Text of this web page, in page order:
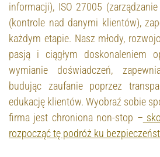
informacji), ISO 27005
(kontrole nad danymi klientów),
każdym etapie. Nasz młody,
pasją i ciągłym doskonaleniem
wymianie doświadczeń,
budując zaufanie poprzez
edukację klientów. Wyobraź sobie
firma jest chroniona non-stop –
rozpocząć tę podróż ku